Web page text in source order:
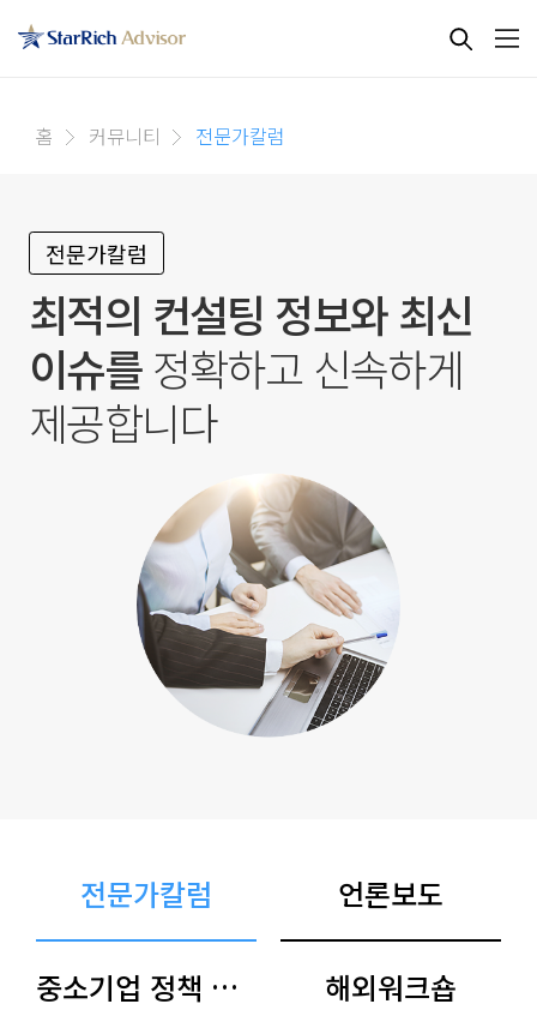
홈 커뮤니티 전문가칼럼
전문가칼럼
최적의 컨설팅 정보와 최신
이슈를정확하고 신속하게
제공합니다
전문가칼럼 언론보도
중소기업 정책 아카이브 해외워크숍